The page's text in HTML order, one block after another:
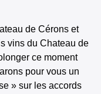
de Cérons et
vins du Chateau de
ce moment
pour vous un
» sur les accords